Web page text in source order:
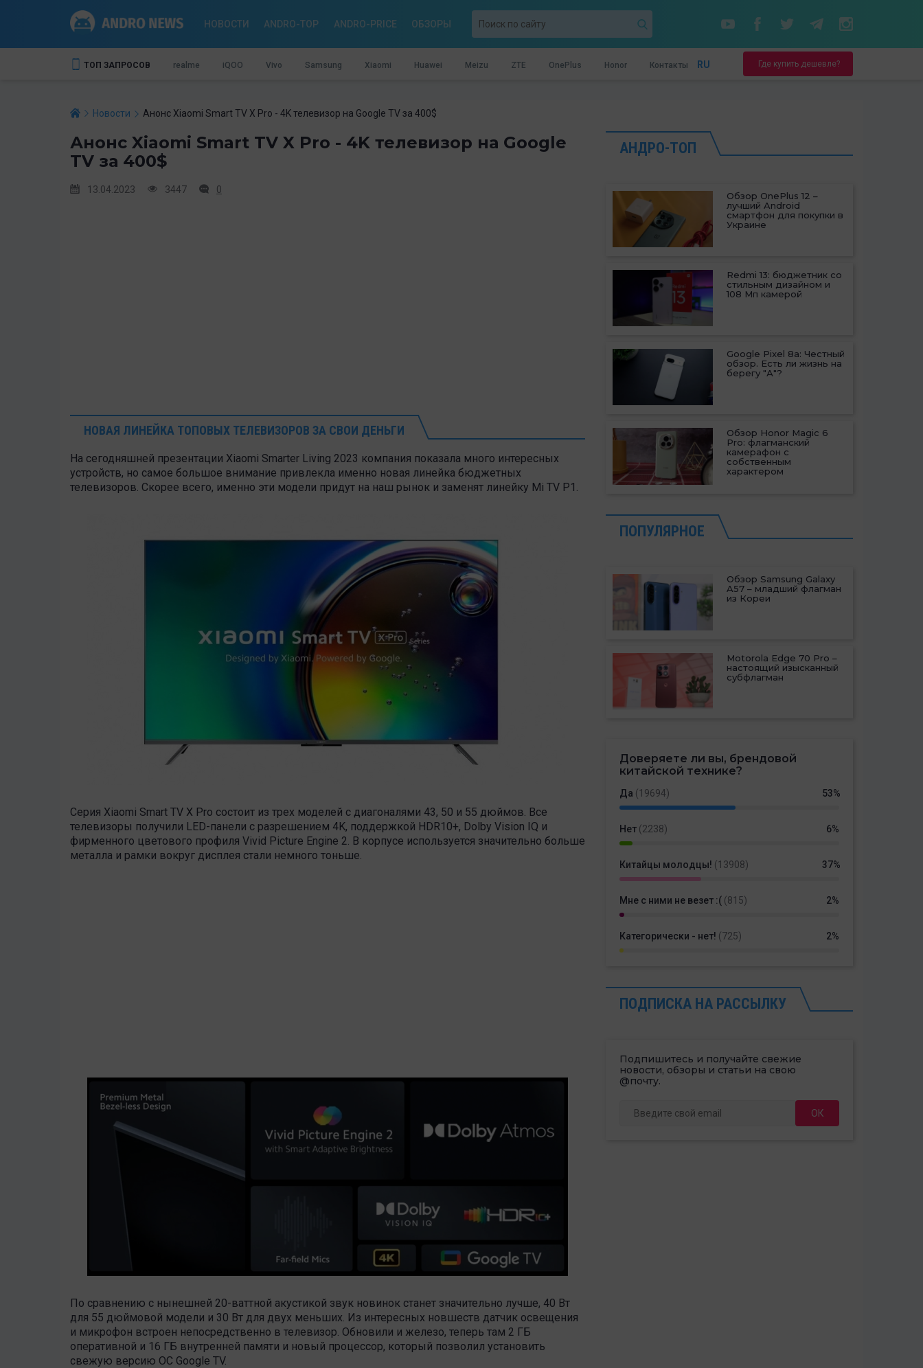
НОВОСТИ ANDRO-TOP ANDRO-PRICE ОБЗОРЫ
ТОП ЗАПРОСОВ realme iQOO Vivo Samsung Xiaomi Huawei Meizu ZTE OnePlus Honor Контакты RU Где купить дешевле?
Новости Анонс Xiaomi Smart TV X Pro - 4K телевизор на Google TV за 400$
Анонс Xiaomi Smart TV X Pro - 4K телевизор на Google
TV за 400$
13.04.2023 3447 0
НОВАЯ ЛИНЕЙКА ТОПОВЫХ ТЕЛЕВИЗОРОВ ЗА СВОИ ДЕНЬГИ
На сегодняшней презентации Xiaomi Smarter Living 2023 компания показала много интересных
устройств, но самое большое внимание привлекла именно новая линейка бюджетных
телевизоров. Скорее всего, именно эти модели придут на наш рынок и заменят линейку Mi TV P1.
Серия Xiaomi Smart TV X Pro состоит из трех моделей с диагоналями 43, 50 и 55 дюймов. Все
телевизоры получили LED-панели с разрешением 4K, поддержкой HDR10+, Dolby Vision IQ и
фирменного цветового профиля Vivid Picture Engine 2. В корпусе используется значительно больше
металла и рамки вокруг дисплея стали немного тоньше.
По сравнению с нынешней 20-ваттной акустикой звук новинок станет значительно лучше, 40 Вт
для 55 дюймовой модели и 30 Вт для двух меньших. Из интересных новшеств датчик освещения
и микрофон встроен непосредственно в телевизор. Обновили и железо, теперь там 2 ГБ
оперативной и 16 ГБ внутренней памяти и новый процессор, который позволил установить
свежую версию ОС Google TV.
АНДРО-ТОП
Обзор OnePlus 12 –
лучший Android
смартфон для покупки в
Украине
Redmi 13: бюджетник со
стильным дизайном и
108 Мп камерой
Google Pixel 8a: Честный
обзор. Есть ли жизнь на
берегу "А"?
Обзор Honor Magic 6
Pro: флагманский
камерафон с
собственным
характером
ПОПУЛЯРНОЕ
Обзор Samsung Galaxy
A57 – младший флагман
из Кореи
Motorola Edge 70 Pro –
настоящий изысканный
субфлагман
Доверяете ли вы, брендовой
китайской технике?
Да (19694) 53%
Нет (2238) 6%
Китайцы молодцы! (13908) 37%
Мне с ними не везет :( (815) 2%
Категорически - нет! (725) 2%
ПОДПИСКА НА РАССЫЛКУ
Подпишитесь и получайте свежие
новости, обзоры и статьи на свою
@почту.
ОК